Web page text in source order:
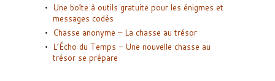
Une boîte à outils gratuite pour les énigmes et
messages codés
Chasse anonyme – La chasse au trésor
L’Écho du Temps – Une nouvelle chasse au
trésor se prépare